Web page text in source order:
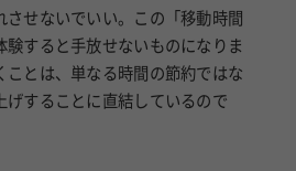
すると手放せないものになりま
とは、単なる時間の節約ではな
げすることに直結しているので